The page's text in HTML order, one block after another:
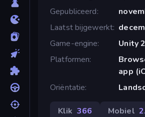
Gepubliceerd
Laatst bijgewerkt
Game-engine
Unity
Platformen
app
Oriëntatie
Klik 366 Mobiel